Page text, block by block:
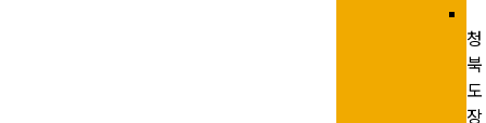
청
북
도
장